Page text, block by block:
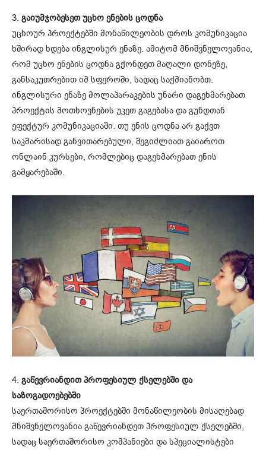
3. გაიუმჯობესეთ უცხო ენების ცოდნა
უცხოურ პროექტებში მონაწილეობის დროს კომუნიკაცია
ხშირად ხდება ინგლისურ ენაზე. ამიტომ მნიშვნელოვანია,
რომ უცხო ენების ცოდნა გქონდეთ მაღალი დონეზე,
განსაკუთრებით იმ სფეროში, სადაც საქმიანობთ.
ინგლისური ენაზე მოლაპარაკების უნარი დაგეხმარებათ
პროექტის მოთხოვნების უკეთ გაგებასა და გუნდთან
ეფექტურ კომუნიკაციაში. თუ ენის ცოდნა არ გაქვთ
საკმარისად განვითარებული, შეგიძლიათ გაიაროთ
ონლაინ კურსები, რომლებიც დაგეხმარებათ ენის
გამყარებაში.
4. გაწევრიანდით პროფესიულ ქსელებში და
საზოგადოებებში
საერთაშორისო პროექტებში მონაწილეობის მისაღებად
მნიშვნელოვანია გაწევრიანდეთ პროფესიულ ქსელებში,
სადაც საერთაშორისო კომპანიები და სპეციალისტები